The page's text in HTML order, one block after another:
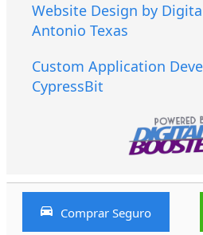
Comprar Seguro
Website Design by
Antonio Texas
Custom Application
CypressBit